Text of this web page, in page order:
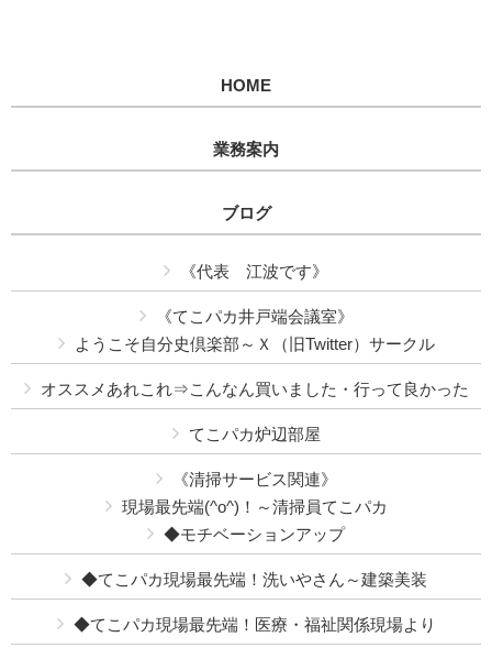
HOME
業務案内
ブログ
《代表 江波です》
《てこパカ井戸端会議室》
ようこそ自分史倶楽部～Ｘ（旧Twitter）サークル
オススメあれこれ⇒こんなん買いました・行って良かった
てこパカ炉辺部屋
《清掃サービス関連》
現場最先端(^o^)！～清掃員てこパカ
◆モチベーションアップ
◆てこパカ現場最先端！洗いやさん～建築美装
◆てこパカ現場最先端！医療・福祉関係現場より